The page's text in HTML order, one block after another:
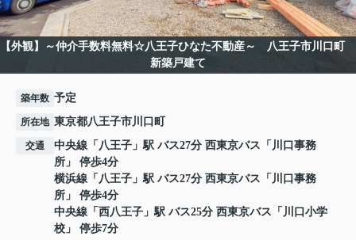
【外観】～仲介手数料無料☆八王子ひなた不動産～ 八王子市川口町
新築戸建て
築年数 予定
所在地 東京都八王子市川口町
交通 中央線 「 八王子 」駅 バス27分 西東京バス「川口事務
所」 停歩4分
横浜線 「 八王子 」駅 バス27分 西東京バス「川口事務
所」 停歩4分
中央線 「 西八王子 」駅 バス25分 西東京バス「川口小学
校」 停歩7分